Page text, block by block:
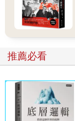
我就在臉書（
憲法〉，文中強烈
行，若國會決議解
每個階段，也都持續
多學習。在緊張的
助討論進行；在市民
朋友想要理解憲法、
們關切的疑問所在
年政策網絡」、「
學會」等學術聚會
推薦必看